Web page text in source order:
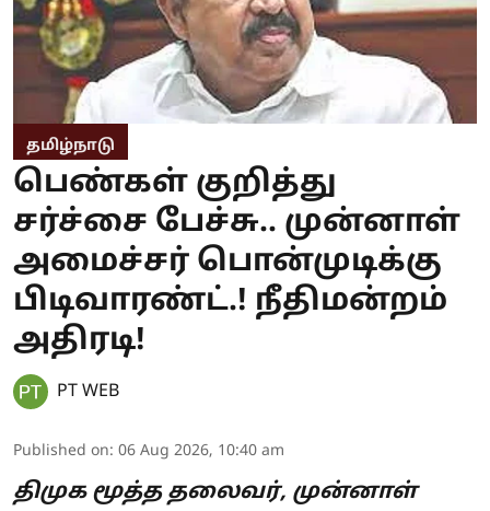
தமிழ்நாடு
பெண்கள் குறித்து
சர்ச்சை பேச்சு.. முன்னாள்
அமைச்சர் பொன்முடிக்கு
பிடிவாரண்ட்.! நீதிமன்றம்
அதிரடி!
PT WEB
Published on: 06 Aug 2026, 10:40 am
திமுக மூத்த தலைவர், முன்னாள்